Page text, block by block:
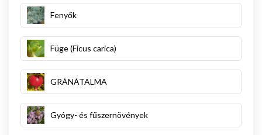
Fenyők
Füge (Ficus carica)
GRÁNÁTALMA
Gyógy- és fűszernövények